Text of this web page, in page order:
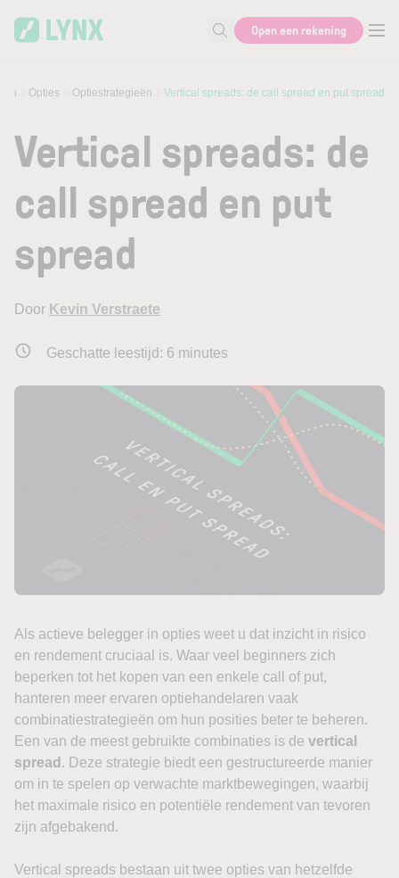
Zoek naar informatie
Open een rekening
Opties Optiestrategieën Vertical spreads: de call spread en put spread
Vertical spreads: de
call spread en put
spread
Door Kevin Verstraete
Geschatte leestijd: 6 minutes
Als actieve belegger in opties weet u dat inzicht in risico
en rendement cruciaal is. Waar veel beginners zich
beperken tot het kopen van een enkele call of put,
hanteren meer ervaren optiehandelaren vaak
combinatiestrategieën om hun posities beter te beheren.
Een van de meest gebruikte combinaties is de vertical
spread . Deze strategie biedt een gestructureerde manier
om in te spelen op verwachte marktbewegingen, waarbij
het maximale risico en potentiële rendement van tevoren
zijn afgebakend.
Vertical spreads bestaan uit twee opties van hetzelfde